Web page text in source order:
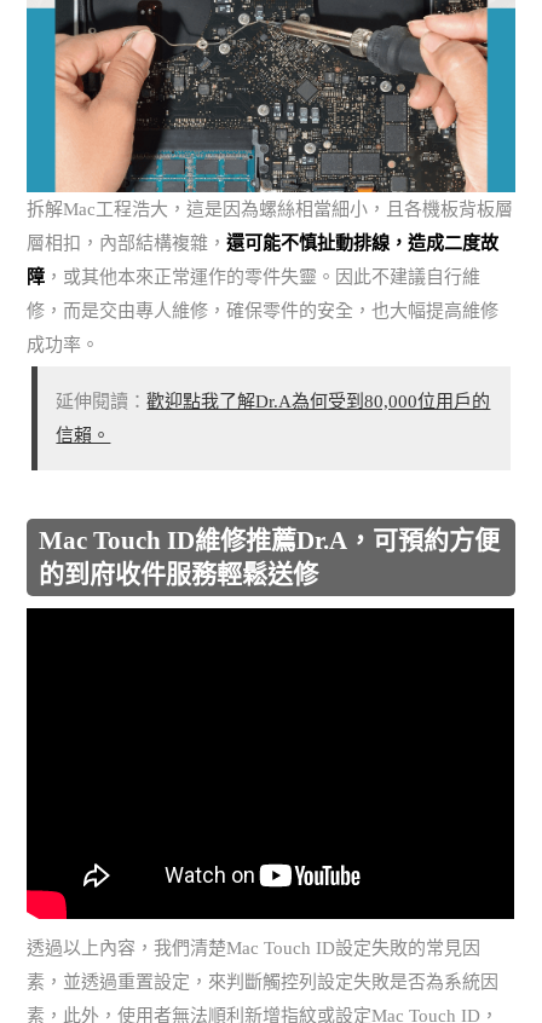
拆解Mac工程浩大，這是因為螺絲相當細小，且各機板背板層
層相扣，內部結構複雜，還可能不慎扯動排線，造成二度故
障 ，或其他本來正常運作的零件失靈。因此不建議自行維
修，而是交由專人維修，確保零件的安全，也大幅提高維修
成功率。
延伸閱讀：歡迎點我了解Dr.A為何受到80,000位用戶的
信賴。
Mac Touch ID維修推薦Dr.A，可預約方便
的到府收件服務輕鬆送修
透過以上內容，我們清楚Mac Touch ID設定失敗的常見因
素，並透過重置設定，來判斷觸控列設定失敗是否為系統因
素，此外，使用者無法順利新增指紋或設定Mac Touch ID，